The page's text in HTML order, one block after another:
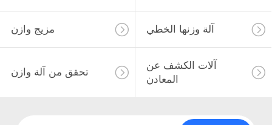
مزيج وازن آلة وزنها الخطي
تحقق من آلة وازن
آلات الكشف عن
المعادن